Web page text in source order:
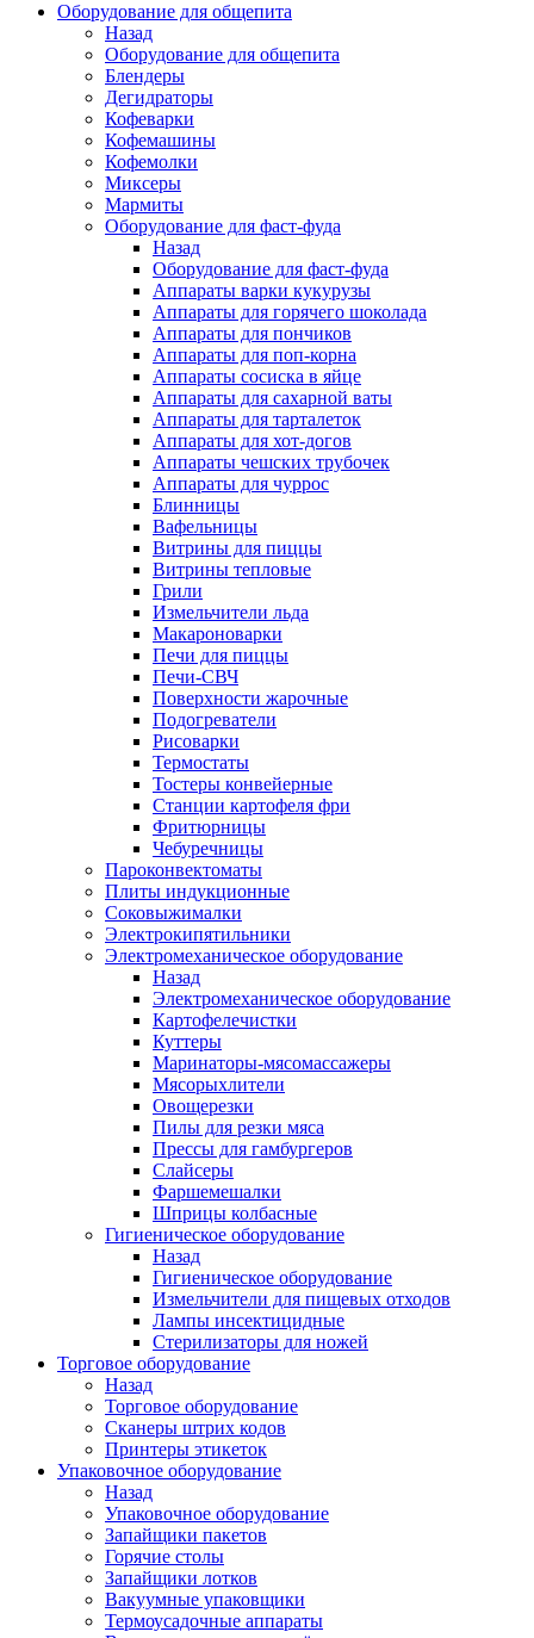
Оборудование для общепита
Назад
Оборудование для общепита
Блендеры
Дегидраторы
Кофеварки
Кофемашины
Кофемолки
Миксеры
Мармиты
Оборудование для фаст-фуда
Назад
Оборудование для фаст-фуда
Аппараты варки кукурузы
Аппараты для горячего шоколада
Аппараты для пончиков
Аппараты для поп-корна
Аппараты сосиска в яйце
Аппараты для сахарной ваты
Аппараты для тарталеток
Аппараты для хот-догов
Аппараты чешских трубочек
Аппараты для чуррос
Блинницы
Вафельницы
Витрины для пиццы
Витрины тепловые
Грили
Измельчители льда
Макароноварки
Печи для пиццы
Печи-СВЧ
Поверхности жарочные
Подогреватели
Рисоварки
Термостаты
Тостеры конвейерные
Станции картофеля фри
Фритюрницы
Чебуречницы
Пароконвектоматы
Плиты индукционные
Соковыжималки
Электрокипятильники
Электромеханическое оборудование
Назад
Электромеханическое оборудование
Картофелечистки
Куттеры
Маринаторы-мясомассажеры
Мясорыхлители
Овощерезки
Пилы для резки мяса
Прессы для гамбургеров
Слайсеры
Фаршемешалки
Шприцы колбасные
Гигиеническое оборудование
Назад
Гигиеническое оборудование
Измельчители для пищевых отходов
Лампы инсектицидные
Стерилизаторы для ножей
Торговое оборудование
Назад
Торговое оборудование
Сканеры штрих кодов
Принтеры этикеток
Упаковочное оборудование
Назад
Упаковочное оборудование
Запайщики пакетов
Горячие столы
Запайщики лотков
Вакуумные упаковщики
Термоусадочные аппараты